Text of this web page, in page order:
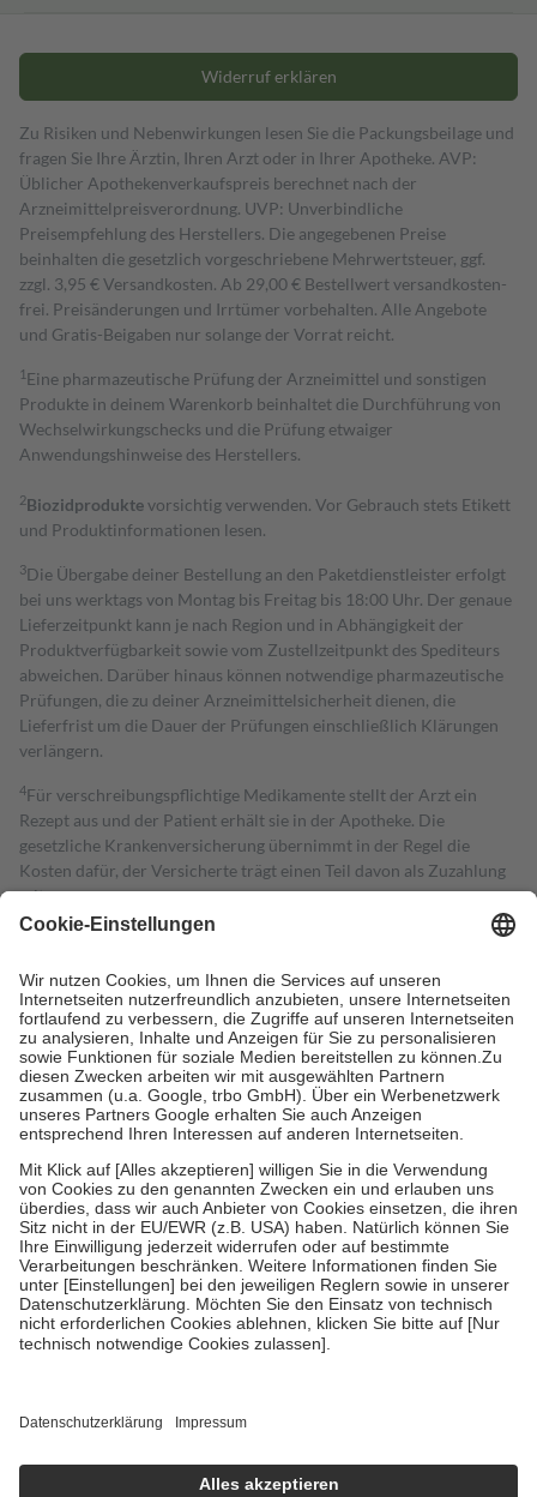
Widerruf erklären
Zu Risiken und Nebenwirkungen lesen Sie die Packungsbeilage und
fragen Sie Ihre Ärztin, Ihren Arzt oder in Ihrer Apotheke. AVP:
Üblicher Apothekenverkaufspreis berechnet nach der
Arzneimittelpreisverordnung. UVP: Unverbindliche
Preisempfehlung des Herstellers. Die angegebenen Preise
beinhalten die gesetzlich vorgeschriebene Mehrwertsteuer, ggf.
zzgl. 3,95 € Versandkosten. Ab 29,00 € Bestell­wert versand­kosten­
frei. Preisänderungen und Irrtümer vorbehalten. Alle Angebote
und Gratis-Beigaben nur solange der Vorrat reicht.
1 Eine pharmazeutische Prüfung der Arzneimittel und sonstigen
Produkte in deinem Warenkorb beinhaltet die Durchführung von
Wechselwirkungschecks und die Prüfung etwaiger
Anwendungshinweise des Herstellers.
2Biozidproduktevorsichtig verwenden. Vor Gebrauch stets Etikett
und Produktinformationen lesen.
3Die Übergabe deiner Bestellung an den Paketdienstleister erfolgt
bei uns werktags von Montag bis Freitag bis 18:00 Uhr. Der genaue
Lieferzeitpunkt kann je nach Region und in Abhängigkeit der
Produktverfügbarkeit sowie vom Zustellzeitpunkt des Spediteurs
abweichen. Darüber hinaus können notwendige pharmazeutische
Prüfungen, die zu deiner Arzneimittelsicherheit dienen, die
Lieferfrist um die Dauer der Prüfungen einschließlich Klärungen
verlängern.
4Für verschreibungspflichtige Medikamente stellt der Arzt ein
Rezept aus und der Patient erhält sie in der Apotheke. Die
gesetzliche Krankenversicherung übernimmt in der Regel die
Kosten dafür, der Versicherte trägt einen Teil davon als Zuzahlung
mit.
Grundsätzlich leisten Mitglieder Zuzahlungen in Höhe von zehn
höchstens zehn Euro.
Es sind jedoch nie mehr als die tatsächlichen
Kosten der Leistung zu entrichten.
Diese Regeln gelten grundsätzlich auch für Online-Apotheken.
Bei Heilmitteln und häuslicher Krankenpflege beträgt die
Zuzahlung zehn Prozent der Kosten sowie zehn Euro je
Verordnung.
Um das Engagement der Versicherten für ihre eigene Gesundheit zu
stärken und die besondere Stellung der Familie zu unterstützen,
fallenkeine Zuzahlungenan bei:
• Kindern und Jugendlichen bis zum vollendeten 18. Lebensjahr
mit Ausnahme der Fahrkosten
• Untersuchungen zur Vorsorge und Früherkennung, die von der
GKV getragen werden
• empfohlenen Schutzimpfungen
• Harn- und Blutteststreifen
getroffen, um sicherzustellen, dass es sich um echte Bewertungen
https://help.etrusted.com/hc/de/articles/4419944605341